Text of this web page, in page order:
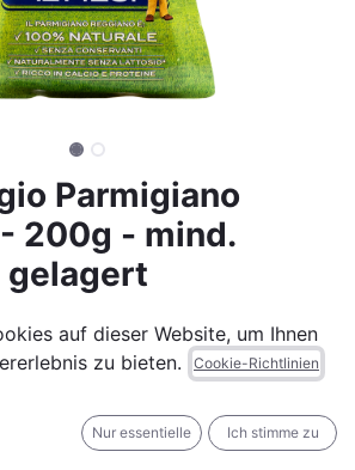
Parmigiano
200g - mind.
gelagert
inkl. MwSt.zzgl. Versandkosten
auf dieser Website, um Ihnen
zu bieten.
Cookie-Richtlinien
Nur essentielle Ich stimme zu